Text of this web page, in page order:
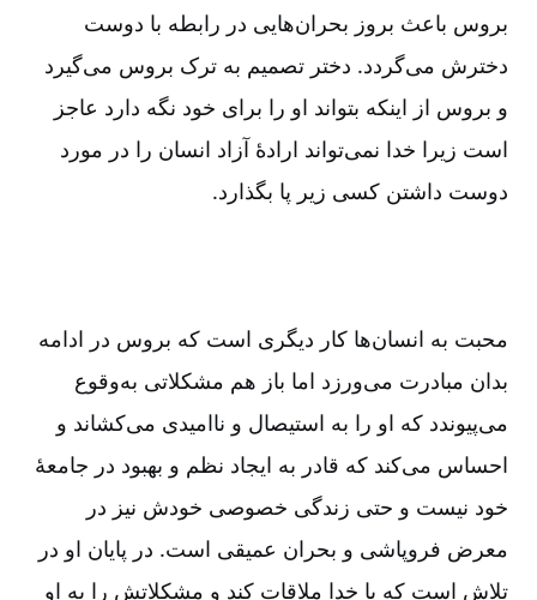
بروس باعث بروز بحران‌هایی در رابطه با دوست
دخترش می‌گردد. دختر تصمیم به ترک بروس می‌گیرد
و بروس از اینکه بتواند او را برای خود نگه دارد عاجز
است زیرا خدا نمی‌تواند ارادۀ آزاد انسان را در مورد
دوست داشتن کسی زیر پا بگذارد.
محبت به انسان‌ها کار دیگری است که بروس در ادامه
بدان مبادرت می‌ورزد اما باز هم مشکلاتی به‌وقوع
می‌پیوندد که او را به استیصال و ناامیدی می‌کشاند و
احساس می‌کند که قادر به ایجاد نظم و بهبود در جامعۀ
خود نیست و حتی زندگی خصوصی خودش نیز در
معرض فروپاشی و بحران عمیقی است. در پایان او در
تلاش است که با خدا ملاقات کند و مشکلاتش را به او